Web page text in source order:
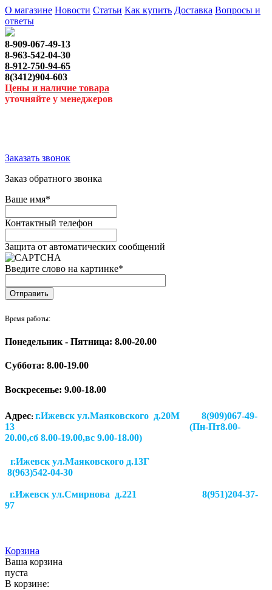
О магазине Новости Статьи Как купить Доставка Вопросы и
ответы
8-909-067-49-13
8-963-542-04-30
8-912-750-94-65
8(3412)904-603
Цены и наличие товара
уточняйте у менеджеров
Заказать звонок
Заказ обратного звонка
Ваше имя*
Контактный телефон
Защита от автоматических сообщений
Введите слово на картинке*
Время работы:
Понедельник - Пятница: 8.00-20.00
Суббота: 8.00-19.00
Воскресенье: 9.00-18.00
Адрес: г.Ижевск ул.Маяковского д.20М 8(909)067-49-
13 (Пн-Пт8.00-
20.00,сб 8.00-19.00,вс 9.00-18.00)
г.Ижевск ул.Маяковского д.13Г
8(963)542-04-30
г.Ижевск ул.Смирнова д.221
8(951)204-37-
97
Корзина
Ваша корзина
пуста
В корзине: